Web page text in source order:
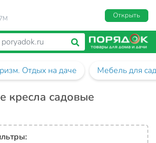
Открыть
Отдых на даче Мебель для
кресла садовые